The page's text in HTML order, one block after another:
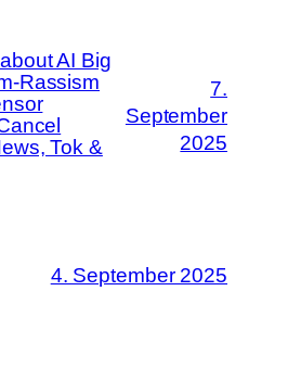
AI Big
Rassism
Tok &
7.
September
2025
4. September 2025